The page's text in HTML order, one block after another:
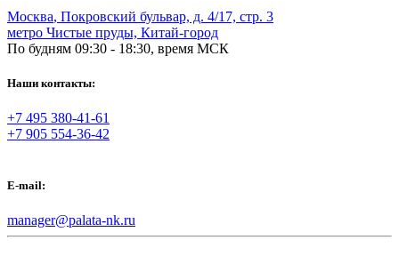
Москва, Покровский бульвар, д. 4/17, стр. 3
метро Чистые пруды, Китай-город
По будням 09:30 - 18:30, время МСК
Наши контакты:
+7 495 380-41-61
+7 905 554-36-42
E-mail:
manager@palata-nk.ru